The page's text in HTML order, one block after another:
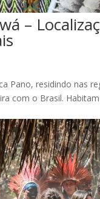
–
Pano, residindo nas
com o Brasil.